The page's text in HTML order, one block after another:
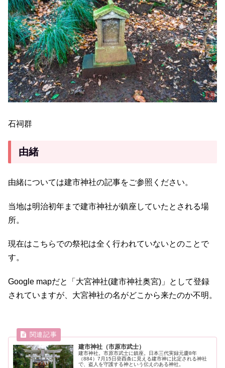
石祠群
由緒
由緒については建市神社の記事をご参照ください。
当地は明治初年まで建市神社が鎮座していたとされる場
所。
現在はこちらでの祭祀は全く行われていないとのことで
す。
Google mapだと「大宮神社(建市神社奥宮)」として登録
されていますが、大宮神社の名がどこから来たのか不明。
建市神社（市原市武士）
建市神社。市原市武士に鎮座。日本三代実録元慶8年
（884）7月15日癸酉条に見える建市神に比定される神社
で、盗人を守護する神という伝えのある神社。